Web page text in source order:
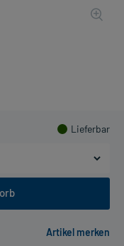
Lieferbar